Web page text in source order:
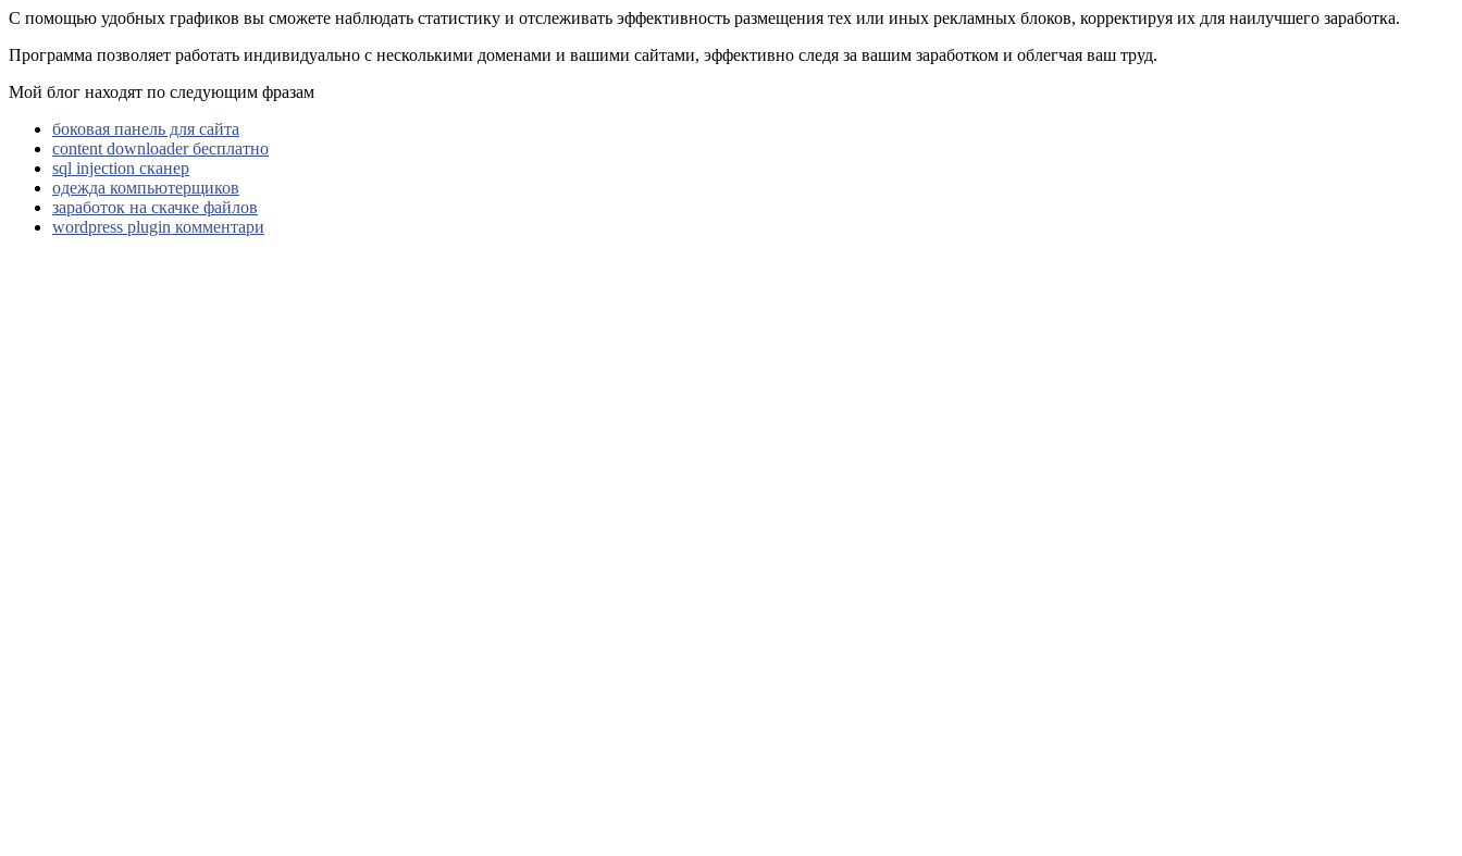
С помощью удобных графиков вы сможете наблюдать статистику и отслеживать эффективность размещения тех или иных рекламных блоков, корректируя их для наилучшего заработка.
Программа позволяет работать индивидуально с несколькими доменами и вашими сайтами, эффективно следя за вашим заработком и облегчая ваш труд.
Мой блог находят по следующим фразам
боковая панель для сайта
content downloader бесплатно
sql injection сканер
одежда компьютерщиков
заработок на скачке файлов
wordpress plugin комментари